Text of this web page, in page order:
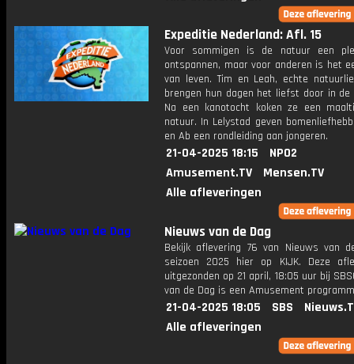
Expeditie Nederland: Afl. 15
Voor sommigen is de natuur een
ontspannen, maar voor anderen is het
van leven. Tim en Leah, echte
brengen hun dagen het liefst door in de
Na een kanotocht koken ze een
natuur. In Lelystad geven
en Ab een rondleiding aan jongeren.
21-04-2025 18:15
NPO2
Amusement.TV
Mensen.TV
Alle afleveringen
Nieuws van de Dag
Bekijk aflevering 76 van Nieuws van
seizoen 2025 hier op KIJK. Deze
uitgezonden op 21 april, 18:05 uur bij
van de Dag is een Amusement
21-04-2025 18:05 SBS
Alle afleveringen